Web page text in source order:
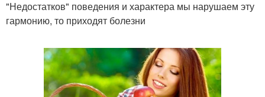
"Недостатков" поведения и характера мы нарушаем эту
гармонию, то приходят болезни